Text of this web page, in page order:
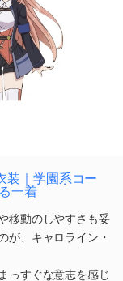
装｜学園系コー
一着
移動のしやすさも妥
が、キャロライン・
っすぐな意志を感じ